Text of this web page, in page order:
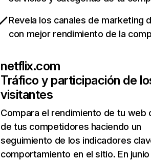
Revela los canales de marketing
con mejor rendimiento de la
netflix.com
Tráfico y participación de
visitantes
Compara el rendimiento de tu web
de tus competidores haciendo un
seguimiento de los indicadores
comportamiento en el sitio. En junio